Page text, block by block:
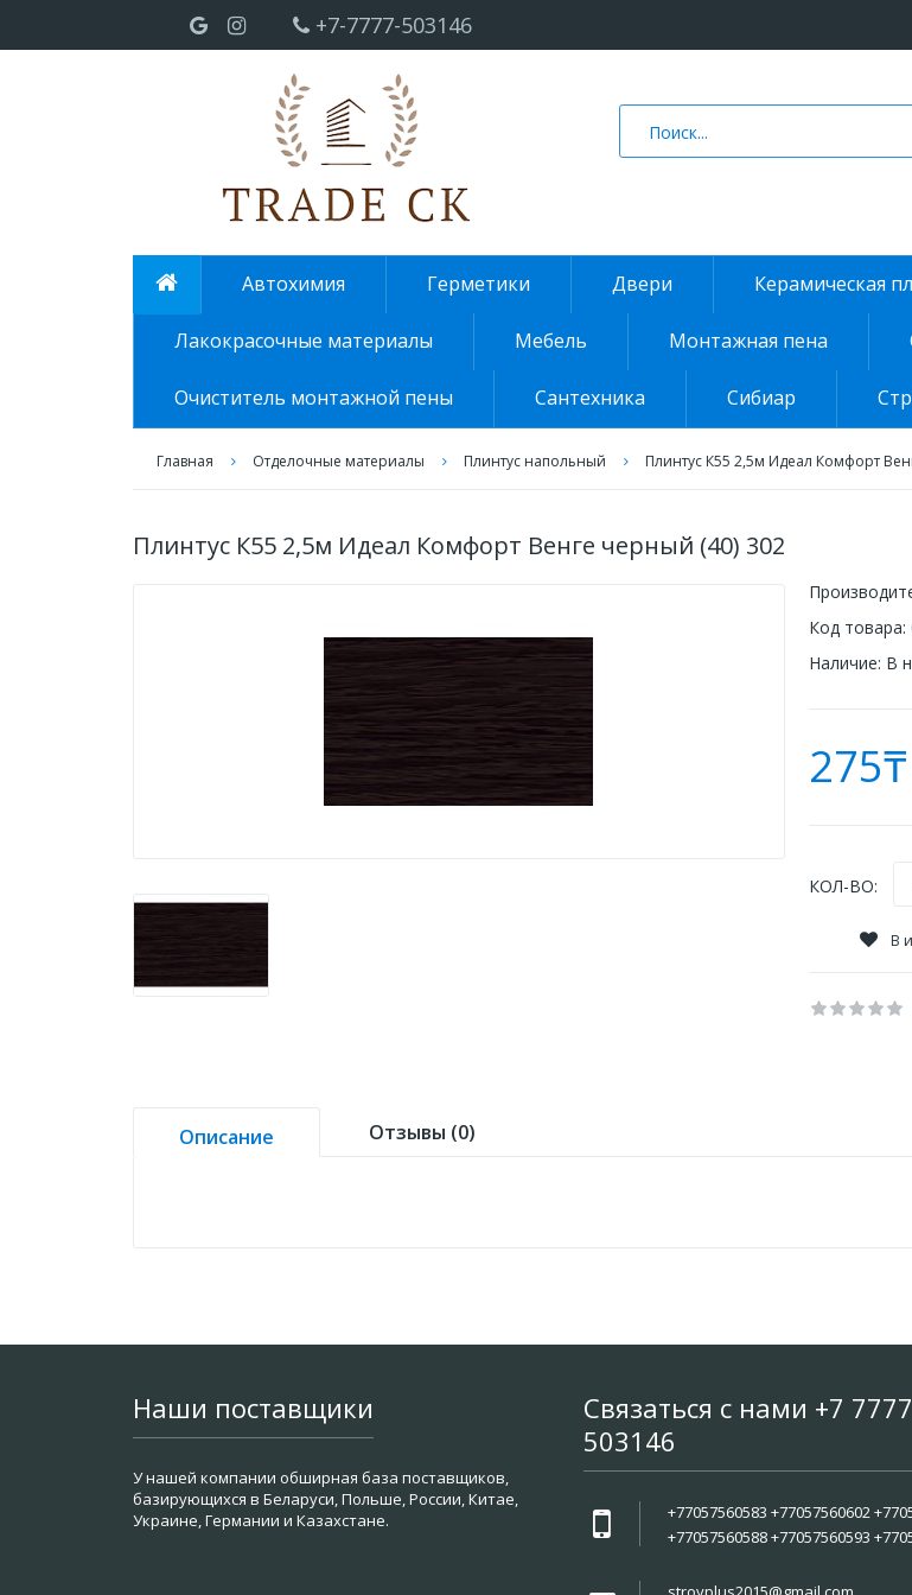
+7-7777-503146
Автохимия Герметики Двери Керамическая
Лакокрасочные материалы Мебель Монтажная пена
Очиститель монтажной пены Сантехника Сибиар
Главная Отделочные материалы Плинтус напольный Плинтус К55 2,5м Идеал Комфорт
Плинтус К55 2,5м Идеал Комфорт Венге черный (40) 302
Код товара:
Наличие: В
275₸
КОЛ-ВО:
В
Описание Отзывы (0)
Наши поставщики
У нашей компании обширная база поставщиков,
базирующихся в Беларуси, Польше, России, Китае,
Украине, Германии и Казахстане.
Связаться с нами +7 7777
503146
+77057560583 +77057560602
+77057560588 +77057560593